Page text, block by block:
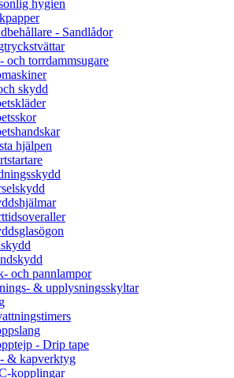
hygien
- Sandlådor
och torrdammsugare
skydd
hjälpen
och pannlampor
& upplysningsskyltar
- Drip tape
& kapverktyg
kopplingar